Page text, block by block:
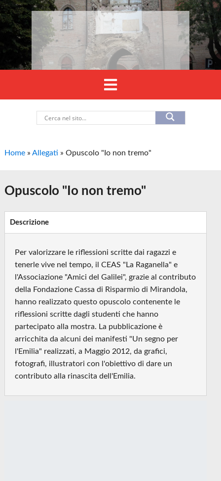
Home »Allegati »Opuscolo "Io non tremo"
Opuscolo "Io non tremo"
Descrizione
Per valorizzare le riflessioni scritte dai ragazzi e
tenerle vive nel tempo, il CEAS "La Raganella" e
l'Associazione "Amici del Galilei", grazie al contributo
della Fondazione Cassa di Risparmio di Mirandola,
hanno realizzato questo opuscolo contenente le
riflessioni scritte dagli studenti che hanno
partecipato alla mostra. La pubblicazione è
arricchita da alcuni dei manifesti "Un segno per
l'Emilia" realizzati, a Maggio 2012, da grafici,
fotografi, illustratori con l'obiettivo di dare un
contributo alla rinascita dell'Emilia.